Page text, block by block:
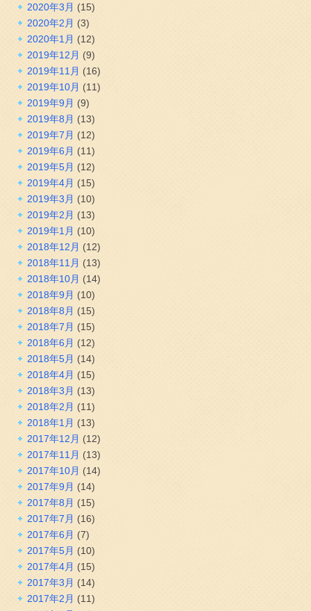
2020年3月 (15)
2020年2月 (3)
2020年1月 (12)
2019年12月 (9)
2019年11月 (16)
2019年10月 (11)
2019年9月 (9)
2019年8月 (13)
2019年7月 (12)
2019年6月 (11)
2019年5月 (12)
2019年4月 (15)
2019年3月 (10)
2019年2月 (13)
2019年1月 (10)
2018年12月 (12)
2018年11月 (13)
2018年10月 (14)
2018年9月 (10)
2018年8月 (15)
2018年7月 (15)
2018年6月 (12)
2018年5月 (14)
2018年4月 (15)
2018年3月 (13)
2018年2月 (11)
2018年1月 (13)
2017年12月 (12)
2017年11月 (13)
2017年10月 (14)
2017年9月 (14)
2017年8月 (15)
2017年7月 (16)
2017年6月 (7)
2017年5月 (10)
2017年4月 (15)
2017年3月 (14)
2017年2月 (11)